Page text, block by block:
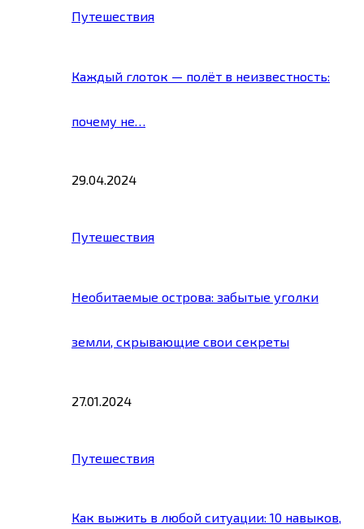
Путешествия
Каждый глоток — полёт в неизвестность:
почему не…
29.04.2024
Путешествия
Необитаемые острова: забытые уголки
земли, скрывающие свои секреты
27.01.2024
Путешествия
Как выжить в любой ситуации: 10 навыков,